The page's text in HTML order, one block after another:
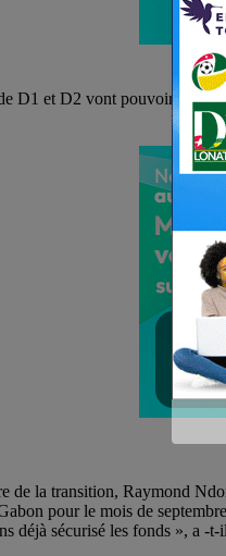
D1 et D2 vont pouvoir
de la transition, Raymond
pour le mois de
déjà sécurisé les fonds », a -t-